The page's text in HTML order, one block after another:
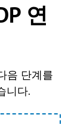
연
음 단계를
니다.